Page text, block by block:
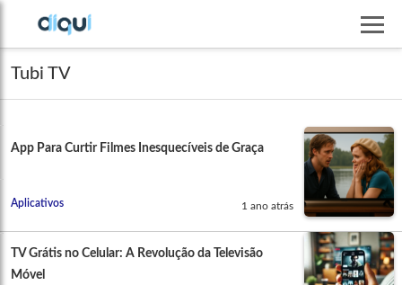
Tubi TV
App Para Curtir Filmes Inesquecíveis de Graça
Aplicativos 1 ano atrás
TV Grátis no Celular: A Revolução da Televisão
Móvel